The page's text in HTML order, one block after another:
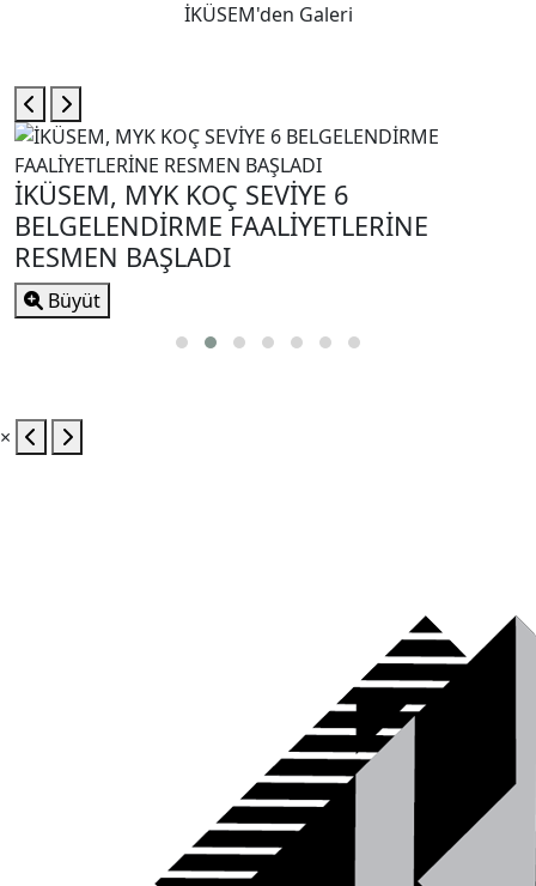
İKÜSEM'den Galeri
İKÜSEM, MYK KOÇ SEVİYE 6
BELGELENDİRME FAALİYETLERİNE
RESMEN BAŞLADI
Büyüt
×